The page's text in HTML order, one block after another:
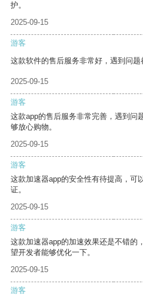
护。
2025-09-15
游客
这款软件的售后服务非常好，遇到问题
2025-09-15
游客
这款app的售后服务非常完善，遇到问
够放心购物。
2025-09-15
游客
这款加速器app的安全性有待提高，可
证。
2025-09-15
游客
这款加速器app的加速效果还是不错的
望开发者能够优化一下。
2025-09-15
游客